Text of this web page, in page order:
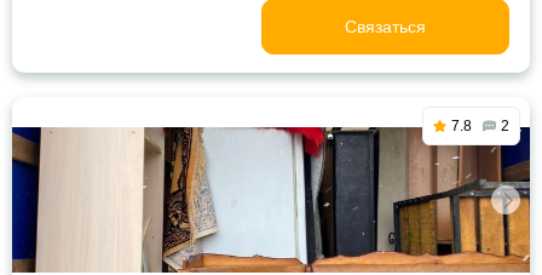
Связаться
7.8 2